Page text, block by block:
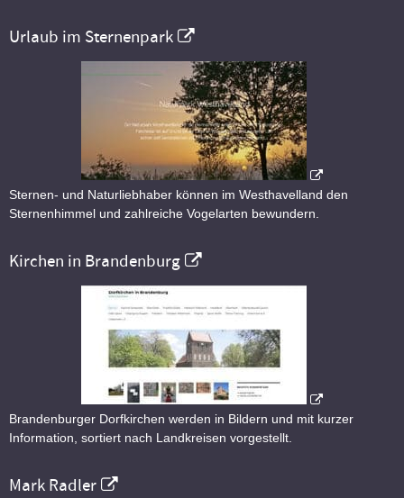
Urlaub im Sternenpark
Sternen- und Naturliebhaber können im Westhavelland den
Sternenhimmel und zahlreiche Vogelarten bewundern.
Kirchen in Brandenburg
Brandenburger Dorfkirchen werden in Bildern und mit kurzer
Information, sortiert nach Landkreisen vorgestellt.
Mark Radler